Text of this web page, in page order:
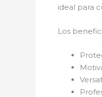
ideal para
Los